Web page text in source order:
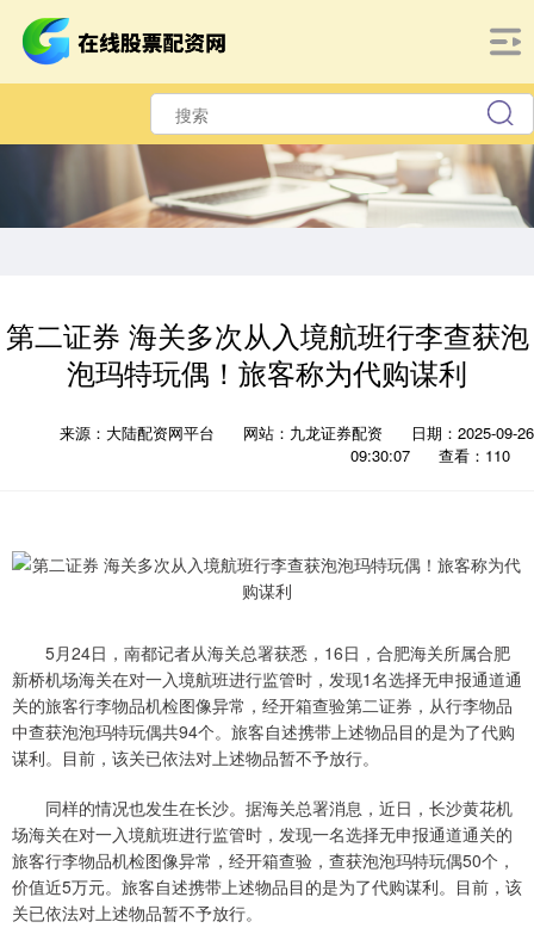
第二证券 海关多次从入境航班行李查获泡
泡玛特玩偶！旅客称为代购谋利
来源：大陆配资网平台 网站：九龙证券配资
日期：2025-09-26
09:30:07
查看：110
5月24日，南都记者从海关总署获悉，16日，合肥海关所属合肥
新桥机场海关在对一入境航班进行监管时，发现1名选择无申报通道通
关的旅客行李物品机检图像异常，经开箱查验第二证券，从行李物品
中查获泡泡玛特玩偶共94个。旅客自述携带上述物品目的是为了代购
谋利。目前，该关已依法对上述物品暂不予放行。
同样的情况也发生在长沙。据海关总署消息，近日，长沙黄花机
场海关在对一入境航班进行监管时，发现一名选择无申报通道通关的
旅客行李物品机检图像异常，经开箱查验，查获泡泡玛特玩偶50个，
价值近5万元。旅客自述携带上述物品目的是为了代购谋利。目前，该
关已依法对上述物品暂不予放行。